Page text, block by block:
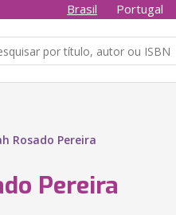
Brasil Portugal
Rosado Pereira
Pereira